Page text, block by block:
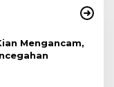
Mengancam,